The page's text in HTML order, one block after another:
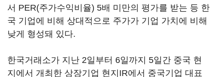
서 PER(주가수익비율) 5배 미만의 평가를 받는 등 한
국 기업에 비해 상대적으로 주가가 기업 가치에 비해
낮게 형성돼 있다.
한국거래소가 지난 2일부터 6일까지 5일간 중국 현
지에서 개최한 상장기업 현지IR에서 중국기업 대표